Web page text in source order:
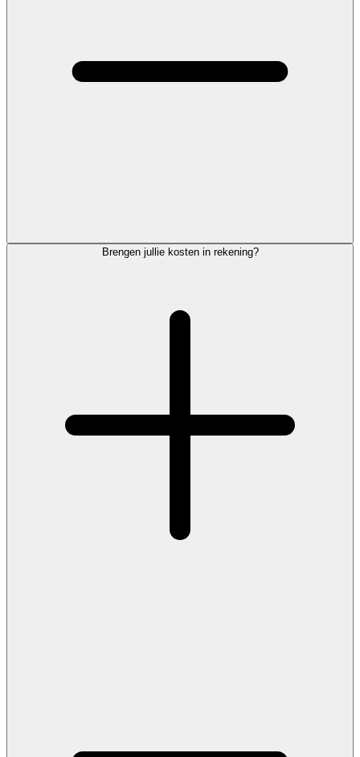
Brengen jullie kosten in rekening?